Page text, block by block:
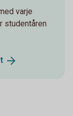
varje
studentåren